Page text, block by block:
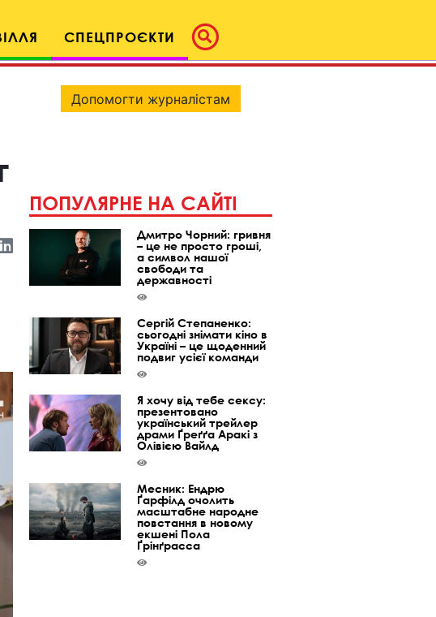
СПЕЦПРОЄКТИ
Допомогти журналістам
ПОПУЛЯРНЕ НА САЙТІ
Дмитро Чорний: гривня
– це не просто гроші,
а символ нашої
свободи та
державності
Сергій Степаненко:
сьогодні знімати кіно в
Україні – це щоденний
подвиг усієї команди
Я хочу від тебе сексу:
презентовано
український трейлер
драми Ґреґґа Аракі з
Олівією Вайлд
Месник: Ендрю
Ґарфілд очолить
масштабне народне
повстання в новому
екшені Пола
Ґрінґрасса